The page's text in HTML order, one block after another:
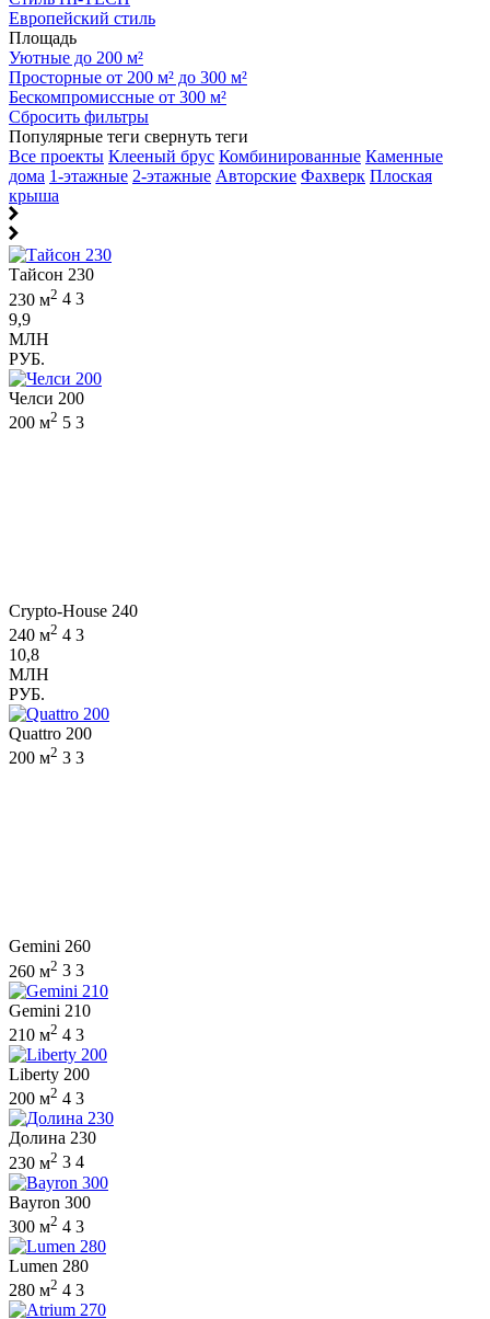
Европейский стиль
Площадь
Уютные до 200 м²
Просторные от 200 м² до 300 м²
Бескомпромиссные от 300 м²
Сбросить фильтры
Популярные теги свернуть теги
Все проекты Клееный брус Комбинированные Каменные
дома 1-этажные 2-этажные Авторские Фахверк Плоская
крыша
Тайсон 230
230 м2 4 3
9,9
МЛН
РУБ.
Челси 200
200 м2 5 3
Crypto-House 240
240 м2 4 3
10,8
МЛН
РУБ.
Quattro 200
200 м2 3 3
Gemini 260
260 м2 3 3
Gemini 210
210 м2 4 3
Liberty 200
200 м2 4 3
Долина 230
230 м2 3 4
Bayron 300
300 м2 4 3
Lumen 280
280 м2 4 3